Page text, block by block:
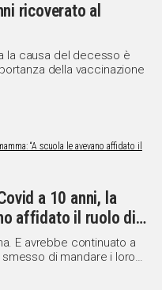
ricoverato al
la causa del decesso è
della vaccinazione
a 10 anni, la
affidato il ruolo di
E avrebbe continuato a
di mandare i loro